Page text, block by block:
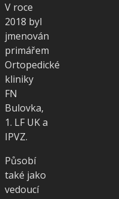
V roce
2018 byl
jmenován
primářem
Ortopedické
kliniky
FN
Bulovka,
1. LF UK a
IPVZ.
Působí
také jako
vedoucí